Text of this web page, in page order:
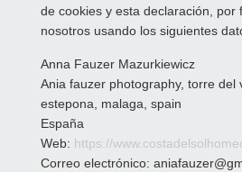
de cookies y esta declaración, por
nosotros usando los siguientes
Anna Fauzer Mazurkiewicz
Ania fauzer photography, torre del
estepona, malaga, spain
España
Web: https://
Correo electrónico: aniafauzer@